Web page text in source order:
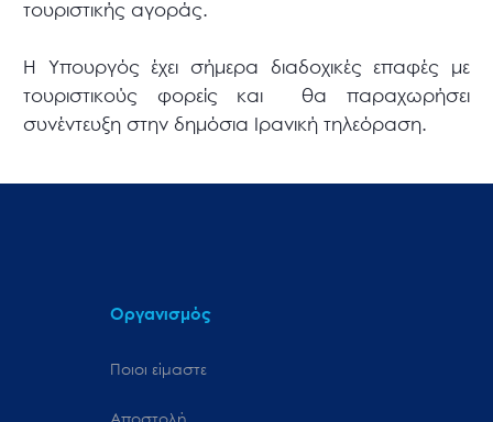
τουριστικής αγοράς.
Η Υπουργός έχει σήμερα διαδοχικές επαφές με
τουριστικούς φορείς και θα παραχωρήσει
συνέντευξη στην δημόσια Ιρανική τηλεόραση.
Οργανισμός
Ποιοι είμαστε